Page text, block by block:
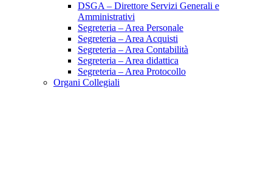
DSGA – Direttore Servizi Generali e
Amministrativi
Segreteria – Area Personale
Segreteria – Area Acquisti
Segreteria – Area Contabilità
Segreteria – Area didattica
Segreteria – Area Protocollo
Organi Collegiali